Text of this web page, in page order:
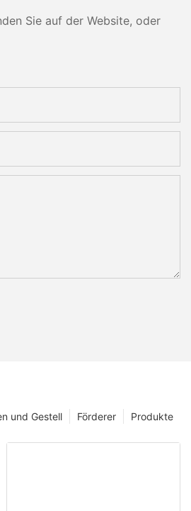
Sie auf der Website, oder
Produkte
Förderer
und Gestell